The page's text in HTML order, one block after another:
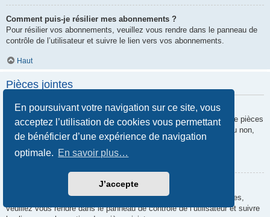
En poursuivant votre navigation sur ce site, vous
acceptez l’utilisation de cookies vous permettant
de bénéficier d’une expérience de navigation
optimale. En savoir plus…
J’accepte
Comment puis-je résilier mes abonnements ?
Pour résilier vos abonnements, veuillez vous rendre dans le panneau de
contrôle de l’utilisateur et suivre le lien vers vos abonnements.
Haut
Pièces jointes
Quelles pièces jointes sont autorisées sur ce forum ?
Chaque administrateur peut autoriser ou interdire certains types de pièces
jointes. Si vous n’êtes pas certain de savoir ce qui est autorisé ou non,
nous vous invitons à contacter un administrateur du forum.
Comment puis-je retrouver toutes mes pièces jointes ?
Pour retrouver la liste des pièces jointes que vous avez transférées,
veuillez vous rendre dans le panneau de contrôle de l’utilisateur et suivre